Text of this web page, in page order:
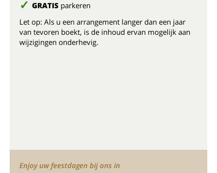
GRATIS parkeren
Let op: Als u een arrangement langer dan een jaar
van tevoren boekt, is de inhoud ervan mogelijk aan
wijzigingen onderhevig.
Enjoy uw feestdagen bij ons in